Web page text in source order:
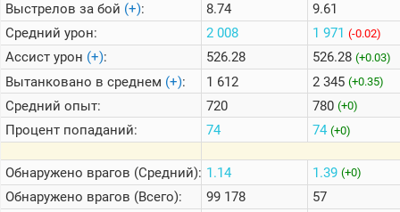
Выстрелов за бой (+):
Средний урон:
Ассист урон (+):
Вытанковано в среднем (+):
Средний опыт:
Процент попаданий:
Обнаружено врагов (Средний):
Обнаружено врагов (Всего):
8.74
2 008
526.28
1 612
720
74
1.14
99 178
9.61
1 971 (-0.02)
526.28 (+0.03)
2 345 (+0.35)
780 (+0)
74 (+0)
1.39 (+0)
57